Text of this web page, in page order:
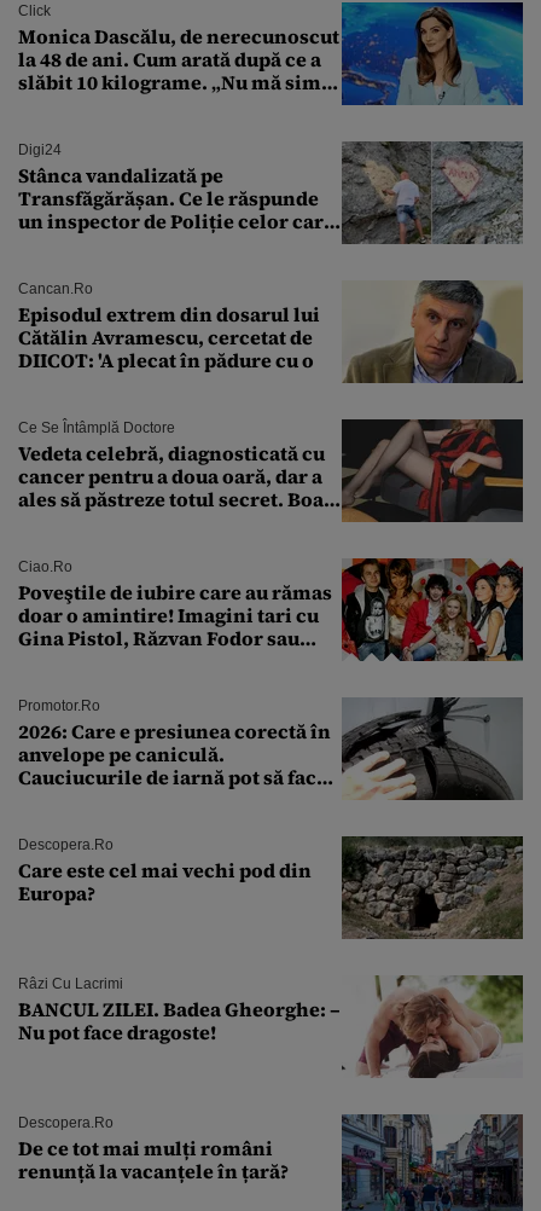
Click
Monica Dascălu, de nerecunoscut
la 48 de ani. Cum arată după ce a
slăbit 10 kilograme. „Nu mă simt
Digi24
Stânca vandalizată pe
Transfăgărășan. Ce le răspunde
un inspector de Poliție celor care
Cancan.ro
Episodul extrem din dosarul lui
Cătălin Avramescu, cercetat de
DIICOT: 'A plecat în pădure cu o
Ce Se Întâmplă Doctore
Vedeta celebră, diagnosticată cu
cancer pentru a doua oară, dar a
ales să păstreze totul secret. Boala
Ciao.ro
Poveştile de iubire care au rămas
doar o amintire! Imagini tari cu
Gina Pistol, Răzvan Fodor sau
Promotor.ro
2026: Care e presiunea corectă în
anvelope pe caniculă.
Cauciucurile de iarnă pot să facă
Descopera.ro
Care este cel mai vechi pod din
Europa?
Râzi Cu Lacrimi
BANCUL ZILEI. Badea Gheorghe: –
Nu pot face dragoste!
Descopera.ro
De ce tot mai mulți români
renunță la vacanțele în țară?